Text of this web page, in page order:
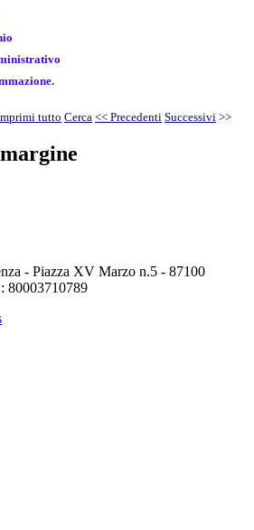
tutto Cerca << Precedenti Successivi >>
- Piazza XV Marzo n.5 - 87100
80003710789